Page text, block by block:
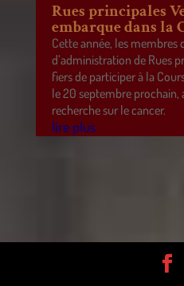
Rues principales
embarque dans la
Cette année, les membres
d’administration de Rues
fiers de participer à la
le 20 septembre prochain,
recherche sur le cancer.
lire plus